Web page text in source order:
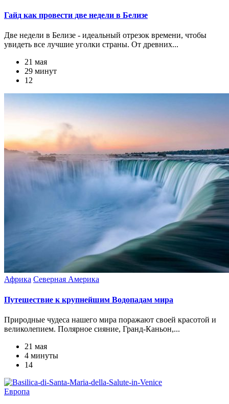
Гайд как провести две недели в Белизе
Две недели в Белизе - идеальный отрезок времени, чтобы
увидеть все лучшие уголки страны. От древних...
21 мая
29 минут
12
Африка Северная Америка
Путешествие к крупнейшим Водопадам мира
Природные чудеса нашего мира поражают своей красотой и
великолепием. Полярное сияние, Гранд-Каньон,...
21 мая
4 минуты
14
Европа